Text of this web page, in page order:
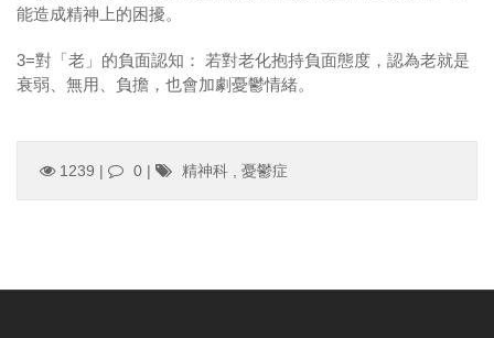
能造成精神上的困擾。
3=對「老」的負面認知： 若對老化抱持負面態度，認為老就是
衰弱、無用、負擔，也會加劇憂鬱情緒。
1239 | 0 | 精神科 憂鬱症